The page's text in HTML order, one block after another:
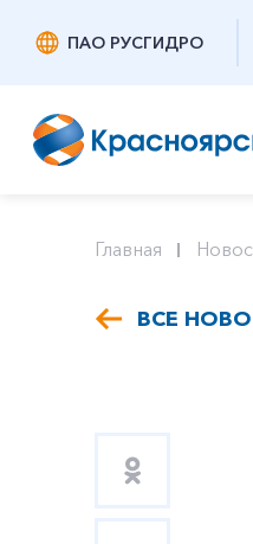
ПАО РУСГИДРО
Главная
ВСЕ